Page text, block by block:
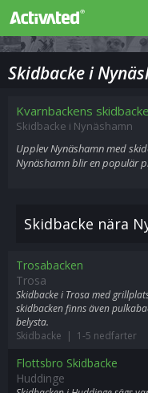
Skidbacke i
Kvarnbackens skidbacke
Skidbacke i Nynäshamn
Upplev Nynäshamn med
Nynäshamn blir en populär
Skidbacke nära
Trosabacken
Trosa
Skidbacke i Trosa med
skidbacken finns även
belysta.
Skidbacke | 1-5 nedfarter
Flottsbro Skidbacke
Huddinge